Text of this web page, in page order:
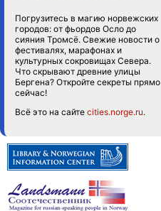
Погрузитесь в магию норвежских
городов: от фьордов Осло до
сияния Тромсё. Свежие новости о
фестивалях, марафонах и
культурных сокровищах Севера.
Что скрывают древние улицы
Бергена? Откройте секреты прямо
сейчас!
Всё это на сайте cities.norge.ru.